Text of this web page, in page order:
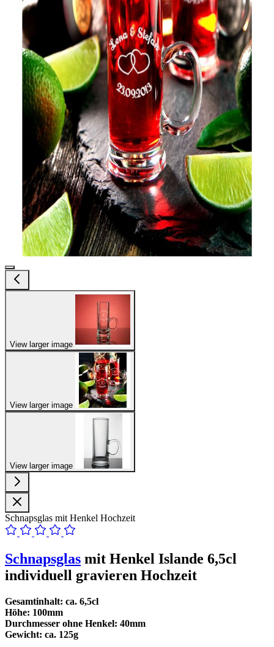
View larger image
View larger image
View larger image
Schnapsglas mit Henkel Hochzeit
Schnapsglas mit Henkel Islande 6,5cl
individuell gravieren Hochzeit
Gesamtinhalt: ca. 6,5cl
Höhe: 100mm
Durchmesser ohne Henkel: 40mm
Gewicht: ca. 125g